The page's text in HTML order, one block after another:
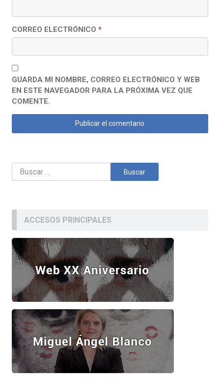
CORREO ELECTRÓNICO *
GUARDA MI NOMBRE, CORREO ELECTRÓNICO Y WEB
EN ESTE NAVEGADOR PARA LA PRÓXIMA VEZ QUE
COMENTE.
Buscar:
ACCESOS PRINCIPALES